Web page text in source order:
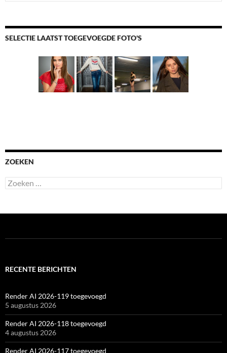
SELECTIE LAATST TOEGEVOEGDE FOTO'S
ZOEKEN
Zoeken
naar:
RECENTE BERICHTEN
Render AI 2026-119 toegevoegd
5 augustus 2026
Render AI 2026-118 toegevoegd
4 augustus 2026
Render AI 2026-117 toegevoegd